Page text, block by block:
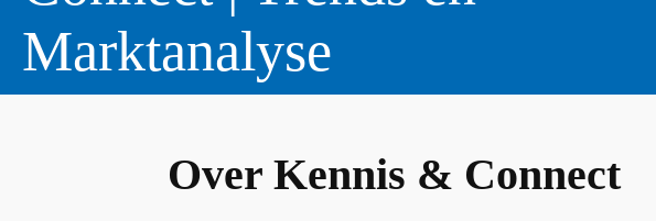
Marktanalyse
Over Kennis & Connect